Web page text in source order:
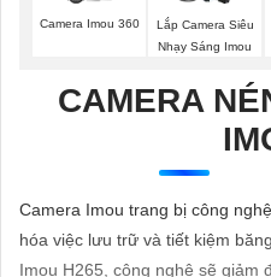
SẢN
LẮP
ĐẶT
Camera Imou 360
Lắp Camera Siêu
Nhạy Sáng Imou
CAMERA
Camera Imou trang bị công
hóa việc lưu trữ và tiết kiệm
Imou H265, công nghệ sẽ giảm